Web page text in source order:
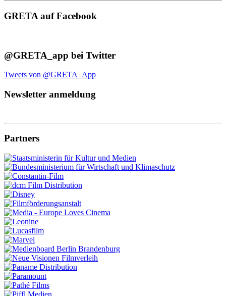
GRETA auf Facebook
@GRETA_app bei Twitter
Tweets von @GRETA_App
Newsletter anmeldung
Partners